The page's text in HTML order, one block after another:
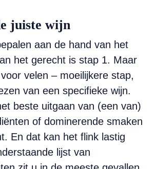
juiste wijn
aan de hand van het
het gerecht is stap 1. Maar
velen – moeilijkere stap,
van een specifieke wijn.
beste uitgaan van (een van)
of dominerende smaken
En dat kan het flink lastig
lijst van